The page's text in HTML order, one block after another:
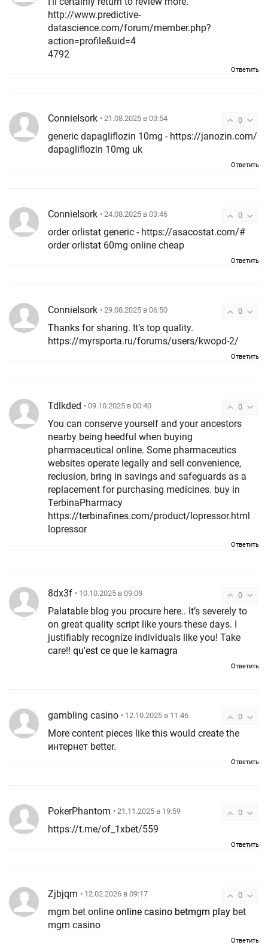
http://www.predictive-
datascience.com/forum/member.php?
action=profile&uid=4
4792
Ответить
0
ConnieIsork • 21.08.2025 в 03:54
generic dapagliflozin 10mg - https://janozin.com/
dapagliflozin 10mg uk
Ответить
0
ConnieIsork • 24.08.2025 в 03:46
order orlistat generic - https://asacostat.com/#
order orlistat 60mg online cheap
Ответить
0
ConnieIsork • 29.08.2025 в 06:50
Thanks for sharing. It’s top quality.
https://myrsporta.ru/forums/users/kwopd-2/
Ответить
0
Tdlkded • 09.10.2025 в 00:40
You can conserve yourself and your ancestors
nearby being heedful when buying
pharmaceutical online. Some pharmaceutics
websites operate legally and sell convenience,
reclusion, bring in savings and safeguards as a
replacement for purchasing medicines. buy in
TerbinaPharmacy
https://terbinafines.com/product/lopressor.html
lopressor
Ответить
0
8dx3f • 10.10.2025 в 09:09
Palatable blog you procure here.. It’s severely to
on great quality script like yours these days. I
justifiably recognize individuals like you! Take
care!! qu'est ce que le kamagra
Ответить
0
gambling casino • 12.10.2025 в 11:46
More content pieces like this would create the
интернет better.
Ответить
0
PokerPhantom • 21.11.2025 в 19:59
https://t.me/of_1xbet/559
Ответить
0
Zjbjqm • 12.02.2026 в 09:17
mgm bet online online casino betmgm play bet
mgm casino
Ответить